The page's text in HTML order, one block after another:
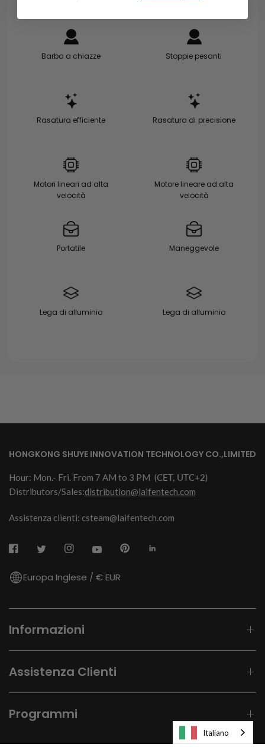
Barba a chiazze
Rasatura efficiente
Motori lineari ad alta
velocità
Portatile
Lega di alluminio
Stoppie pesanti
Rasatura di precisione
Motore lineare ad alta
velocità
Maneggevole
Lega di alluminio
HONGKONG SHUYE INNOVATION TECHNOLOGY CO.,LIMITED
Hour: Mon.- Fri. From 7 AM to 3 PM (CET, UTC+2)
Distributors/Sales:distribution@laifentech.com
Assistenza clienti: csteam@laifentech.com
Europa Inglese / € EUR
Informazioni
Assistenza Clienti
Programmi
Italiano